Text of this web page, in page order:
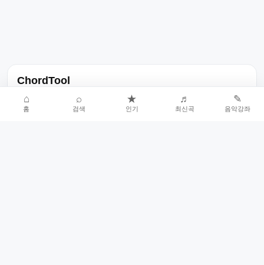
ChordTool
노래 가사, 곡 정보, 코드, 악보를 한곳에서 찾을 수 있는 음악 정보
서비스입니다.
⌂
홈
⌕
검색
★
인기
♬
최신곡
✎
음악강좌